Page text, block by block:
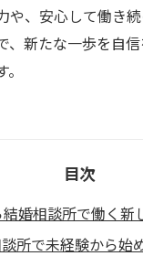
や、安心して働き
、新たな一歩を自
目次
婚相談所で働く新
所で未経験から始